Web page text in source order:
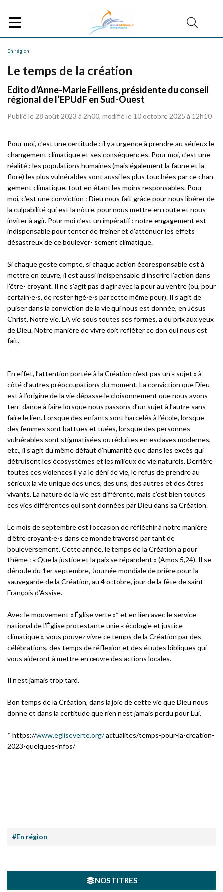
En région
Le temps de la création
Edito d'Anne-Marie Feillens, présidente du conseil
régional de l’EPUdF en Sud-Ouest
Publié le 28 août 2023 à 2h00, modifié le 10 octobre 2025 à 12h10
Pour moi, c’est une certitude : il y a urgence à prendre au sérieux le
changement climatique et ses conséquences. Pour moi, c’est une
réalité : les populations humaines (mais également la faune et la
flore) les plus vulnérables sont aussi les plus touchées par ce chan-
gement climatique, tout en étant les moins responsables. Pour
moi, c’est une conviction : Dieu nous fait grâce pour nous libérer de
la culpabilité qui est la nôtre, pour nous mettre en route et nous
inviter à agir. Pour moi c’est un impératif : notre engagement est
indispensable pour tenter de freiner et d’atténuer les effets
désastreux de ce boulever- sement climatique.
Si chaque geste compte, si chaque action écoresponsable est à
mettre en œuvre, il est aussi indispensable d’inscrire l’action dans
l’être- croyant. Il ne s’agit pas d’agir avec la peur au ventre (ou, pour
certain·e·s, de rester figé·e·s par cette même peur). Il s’agit de
puiser dans la conviction de la vie qui nous est donnée, en Jésus
Christ. Notre vie, LA vie sous toutes ses formes, a du prix aux yeux
de Dieu. Notre manière de vivre doit refléter ce don qui nous est
fait.
En effet, l’attention portée à la Création n’est pas un « sujet » à
côté d’autres préoccupations du moment. La conviction que Dieu
est à l’origine de la vie dépasse le cloisonnement que nous avons
ten- dance à faire lorsque nous passons d’un sujet à l’autre sans
faire le lien. Lorsque des enfants sont harcelés à l’école, lorsque
des femmes sont battues et tuées, lorsque des personnes
vulnérables sont stigmatisées ou réduites en esclaves modernes,
etc., il s’agit du même défaut d’humanité que dans les excès qui
détruisent les écosystèmes et les milieux de vie naturels. Derrière
toutes ces violences il y a le déni de vie, le refus de prendre au
sérieux la vie unique des unes, des uns, des autres et des êtres
vivants. La nature de la vie est différente, mais c’est bien toutes
ces vies différentes qui sont données par Dieu dans sa Création.
Le mois de septembre est l’occasion de réfléchir à notre manière
d’être croyant·e·s dans ce monde traversé par tant de
bouleversement. Cette année, le temps de la Création a pour
thème : « Que la justice et la paix se répandent » (Amos 5,24). Il se
déroule du 1er septembre, Journée mondiale de prière pour la
sauvegarde de la Création, au 4 octobre, jour de la fête de saint
François d’Assise.
Avec le mouvement « Église verte »* et en lien avec le service
national de l’Église protestante unie « écologie et justice
climatique », vous pouvez vivre ce temps de la Création par des
célébrations, des temps de réflexion et des études bibliques qui
vous aideront à mettre en œuvre des actions locales.
Il n’est jamais trop tard.
Bon temps de la Création, dans la joie de cette vie que Dieu nous
donne et dans la certitude que rien n’est jamais perdu pour Lui.
* https://www.egliseverte.org/actualites/temps-pour-la-creation-
2023-quelques-infos/
#En région
NOS TITRES